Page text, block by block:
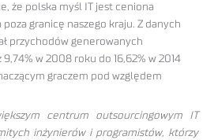
że polska myśl IT jest ceniona
granicę naszego kraju. Z danych
przychodów generowanych
9,74% w 2008 roku do 16,62% w 2014
graczem pod względem
centrum outsourcingowym IT
inżynierów i programistów, którzy